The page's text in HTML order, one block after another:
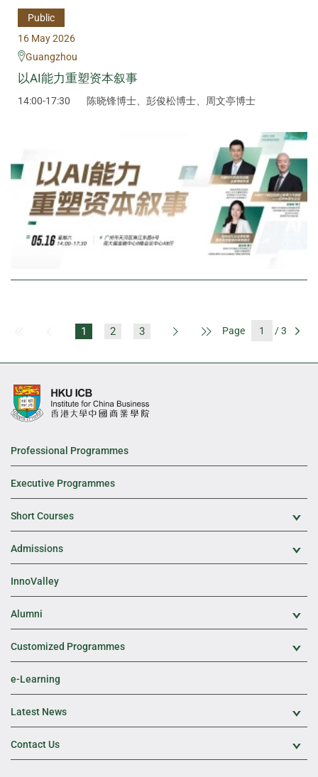
Public
16 May 2026
Guangzhou
以AI能力重塑资本叙事
14:00-17:30 陈晓锋博士、彭俊松博士、周文亭博士
Previous Page
1 2 3 Next PageLast Page
Page / 3
Professional Programmes
Executive Programmes
Short Courses
Admissions
InnoValley
Alumni
Customized Programmes
e-Learning
Latest News
Contact Us